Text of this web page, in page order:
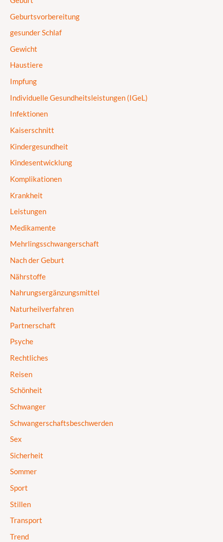
Geburtsvorbereitung
gesunder Schlaf
Gewicht
Haustiere
Impfung
Individuelle Gesundheitsleistungen (IGeL)
Infektionen
Kaiserschnitt
Kindergesundheit
Kindesentwicklung
Komplikationen
Krankheit
Leistungen
Medikamente
Mehrlingsschwangerschaft
Nach der Geburt
Nährstoffe
Nahrungsergänzungsmittel
Naturheilverfahren
Partnerschaft
Psyche
Rechtliches
Reisen
Schönheit
Schwanger
Schwangerschaftsbeschwerden
Sex
Sicherheit
Sommer
Sport
Stillen
Transport
Trend